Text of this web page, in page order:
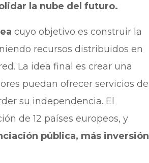
la nube del futuro.
cuyo objetivo es construir la
recursos distribuidos en
La idea final es crear una
puedan ofrecer servicios de
su independencia. El
de 12 países europeos, y
pública, más inversión